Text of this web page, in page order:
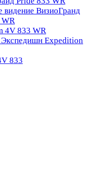
видение ВизиоГранд
4V 833 WR
Экспедишн Expedition
833